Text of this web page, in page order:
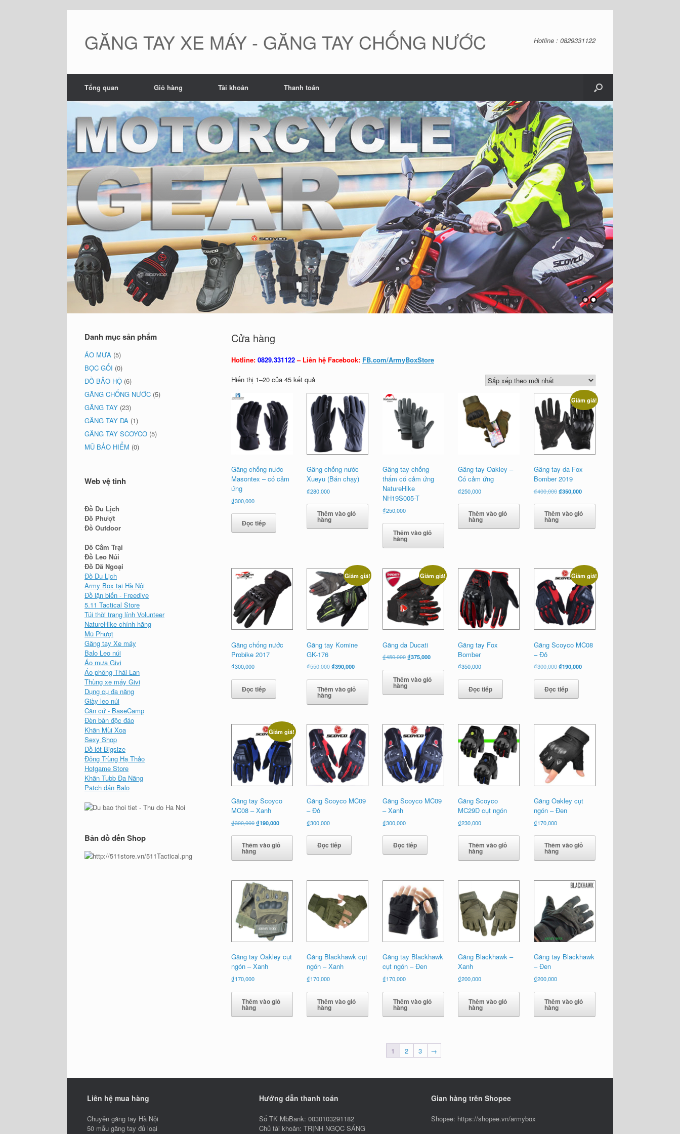
GĂNG TAY XE MÁY - GĂNG TAY CHỐNG NƯỚC Hotline : 0829331122
Tổng quan Giỏ hàng Tài khoản Thanh toán
Cửa hàng
Hotline:0829.331122– Liên hệ Facebook: FB.com/ArmyBoxStore
Hiển thị 1–20 của 45 kết quảĐã
xếp
theo
mới
nhất
Găng chống nước
Masontex – có cảm
ứng
₫300,000
Đọc tiếp
Găng chống nước
Xueyu (Bán chạy)
₫280,000
Thêm vào giỏ
hàng
Găng tay chống
thấm có cảm ứng
NatureHike
NH19S005-T
₫250,000
Thêm vào giỏ
hàng
Găng tay Oakley –
Có cảm ứng
₫250,000
Thêm vào giỏ
hàng
Giảm giá!
Găng tay da Fox
Bomber 2019
₫400,000 Giá
là:
₫400,000.
₫350,000Giá
tại
là:
Thêm vào giỏ
hàng
Găng chống nước
Probike 2017
₫300,000
Đọc tiếp
Giảm giá!
Găng tay Komine
GK-176
₫550,000Giá
là:
₫550,000.
₫390,000Giá
tại
là:
Thêm vào giỏ
hàng
Giảm giá!
Găng da Ducati
₫450,000 Giá
là:
₫450,000.
₫375,000Giá
tại
là:
Thêm vào giỏ
hàng
Găng tay Fox
Bomber
₫350,000
Đọc tiếp
Giảm giá!
Găng Scoyco MC08
– Đỏ
₫300,000 Giá
là:
₫300,000.
₫190,000Giá
Đọc tiếp
Giảm giá!
Găng tay Scoyco
MC08 – Xanh
₫300,000Giá
là:
₫300,000.
₫190,000Giá
tại
là:
Thêm vào giỏ
hàng
Găng Scoyco MC09
– Đỏ
₫300,000
Đọc tiếp
Găng Scoyco MC09
– Xanh
₫300,000
Đọc tiếp
Găng Scoyco
MC29D cụt ngón
₫230,000
Thêm vào giỏ
hàng
Găng Oakley cụt
ngón – Đen
₫170,000
Thêm vào giỏ
hàng
Găng tay Oakley cụt
ngón – Xanh
₫170,000
Thêm vào giỏ
hàng
Găng Blackhawk cụt
ngón – Xanh
₫170,000
Thêm vào giỏ
hàng
Găng tay Blackhawk
cụt ngón – Đen
₫170,000
Thêm vào giỏ
hàng
Găng Blackhawk –
Xanh
₫200,000
Thêm vào giỏ
hàng
Găng tay Blackhawk
– Đen
₫200,000
Thêm vào giỏ
hàng
1 2 3 →
Danh mục sản phẩm
ÁO MƯA (5)
BỌC GỐI (0)
ĐỒ BẢO HỘ (6)
GĂNG CHỐNG NƯỚC (5)
GĂNG TAY (23)
GĂNG TAY DA (1)
GĂNG TAY SCOYCO (5)
MŨ BẢO HIỂM (0)
Web vệ tinh
Đồ Du Lịch
Đồ Phượt
Đồ Outdoor
Đồ Cắm Trại
Đồ Leo Núi
Đồ Dã Ngoại
Đồ Du Lịch
Army Box tại Hà Nội
Đồ lặn biển - Freedive
5.11 Tactical Store
Túi thời trang lính Volunteer
NatureHike chính hãng
Mũ Phượt
Găng tay Xe máy
Balo Leo núi
Áo mưa Givi
Áo phông Thái Lan
Thùng xe máy Givi
Dụng cụ đa năng
Giày leo núi
Căn cứ - BaseCamp
Đèn bàn độc đáo
Khăn Mùi Xoa
Sexy Shop
Đồ lót Bigsize
Đông Trùng Hạ Thảo
Hotgame Store
Khăn Tubb Đa Năng
Patch dán Balo
Bản đồ đến Shop
Liên hệ mua hàng
Chuyên găng tay Hà Nội
50 mẫu găng tay đủ loại
Hướng dẫn thanh toán
Số TK MbBank: 0030103291182
Chủ tài khoản: TRỊNH NGỌC SÁNG
Gian hàng trên Shopee
Shopee: https://shopee.vn/armybox